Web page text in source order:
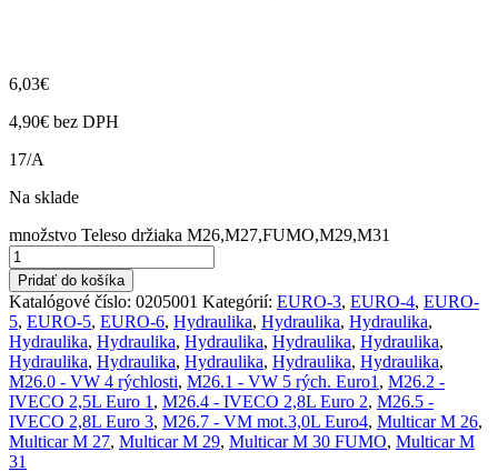
6,03€
4,90€ bez DPH
17/A
Na sklade
množstvo Teleso držiaka M26,M27,FUMO,M29,M31
Pridať do košíka
Katalógové číslo: 0205001 Kategórií: EURO-3, EURO-4, EURO-
5, EURO-5, EURO-6, Hydraulika, Hydraulika, Hydraulika,
Hydraulika, Hydraulika, Hydraulika, Hydraulika, Hydraulika,
Hydraulika, Hydraulika, Hydraulika, Hydraulika, Hydraulika,
M26.0 - VW 4 rýchlosti, M26.1 - VW 5 rých. Euro1 , M26.2 -
IVECO 2,5L Euro 1 , M26.4 - IVECO 2,8L Euro 2, M26.5 -
IVECO 2,8L Euro 3, M26.7 - VM mot.3,0L Euro4, Multicar M 26,
Multicar M 27, Multicar M 29, Multicar M 30 FUMO, Multicar M
31